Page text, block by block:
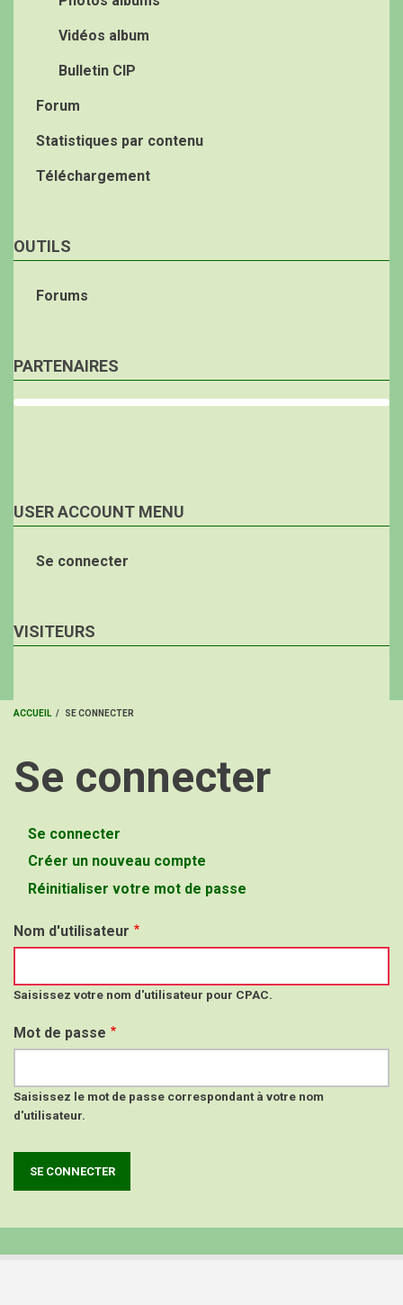
Vidéos album
Bulletin CIP
Forum
Statistiques par contenu
Téléchargement
OUTILS
Forums
PARTENAIRES
USER ACCOUNT MENU
Se connecter
VISITEURS
D'ARIANE
ACCUEIL / SE CONNECTER
Se connecter
Onglets
principaux
Se connecter
actif)
Créer un nouveau compte
Réinitialiser votre mot de passe
Nom d'utilisateur
Saisissez votre nom d'utilisateur pour CPAC.
Mot de passe
Saisissez le mot de passe correspondant à votre nom
d'utilisateur.